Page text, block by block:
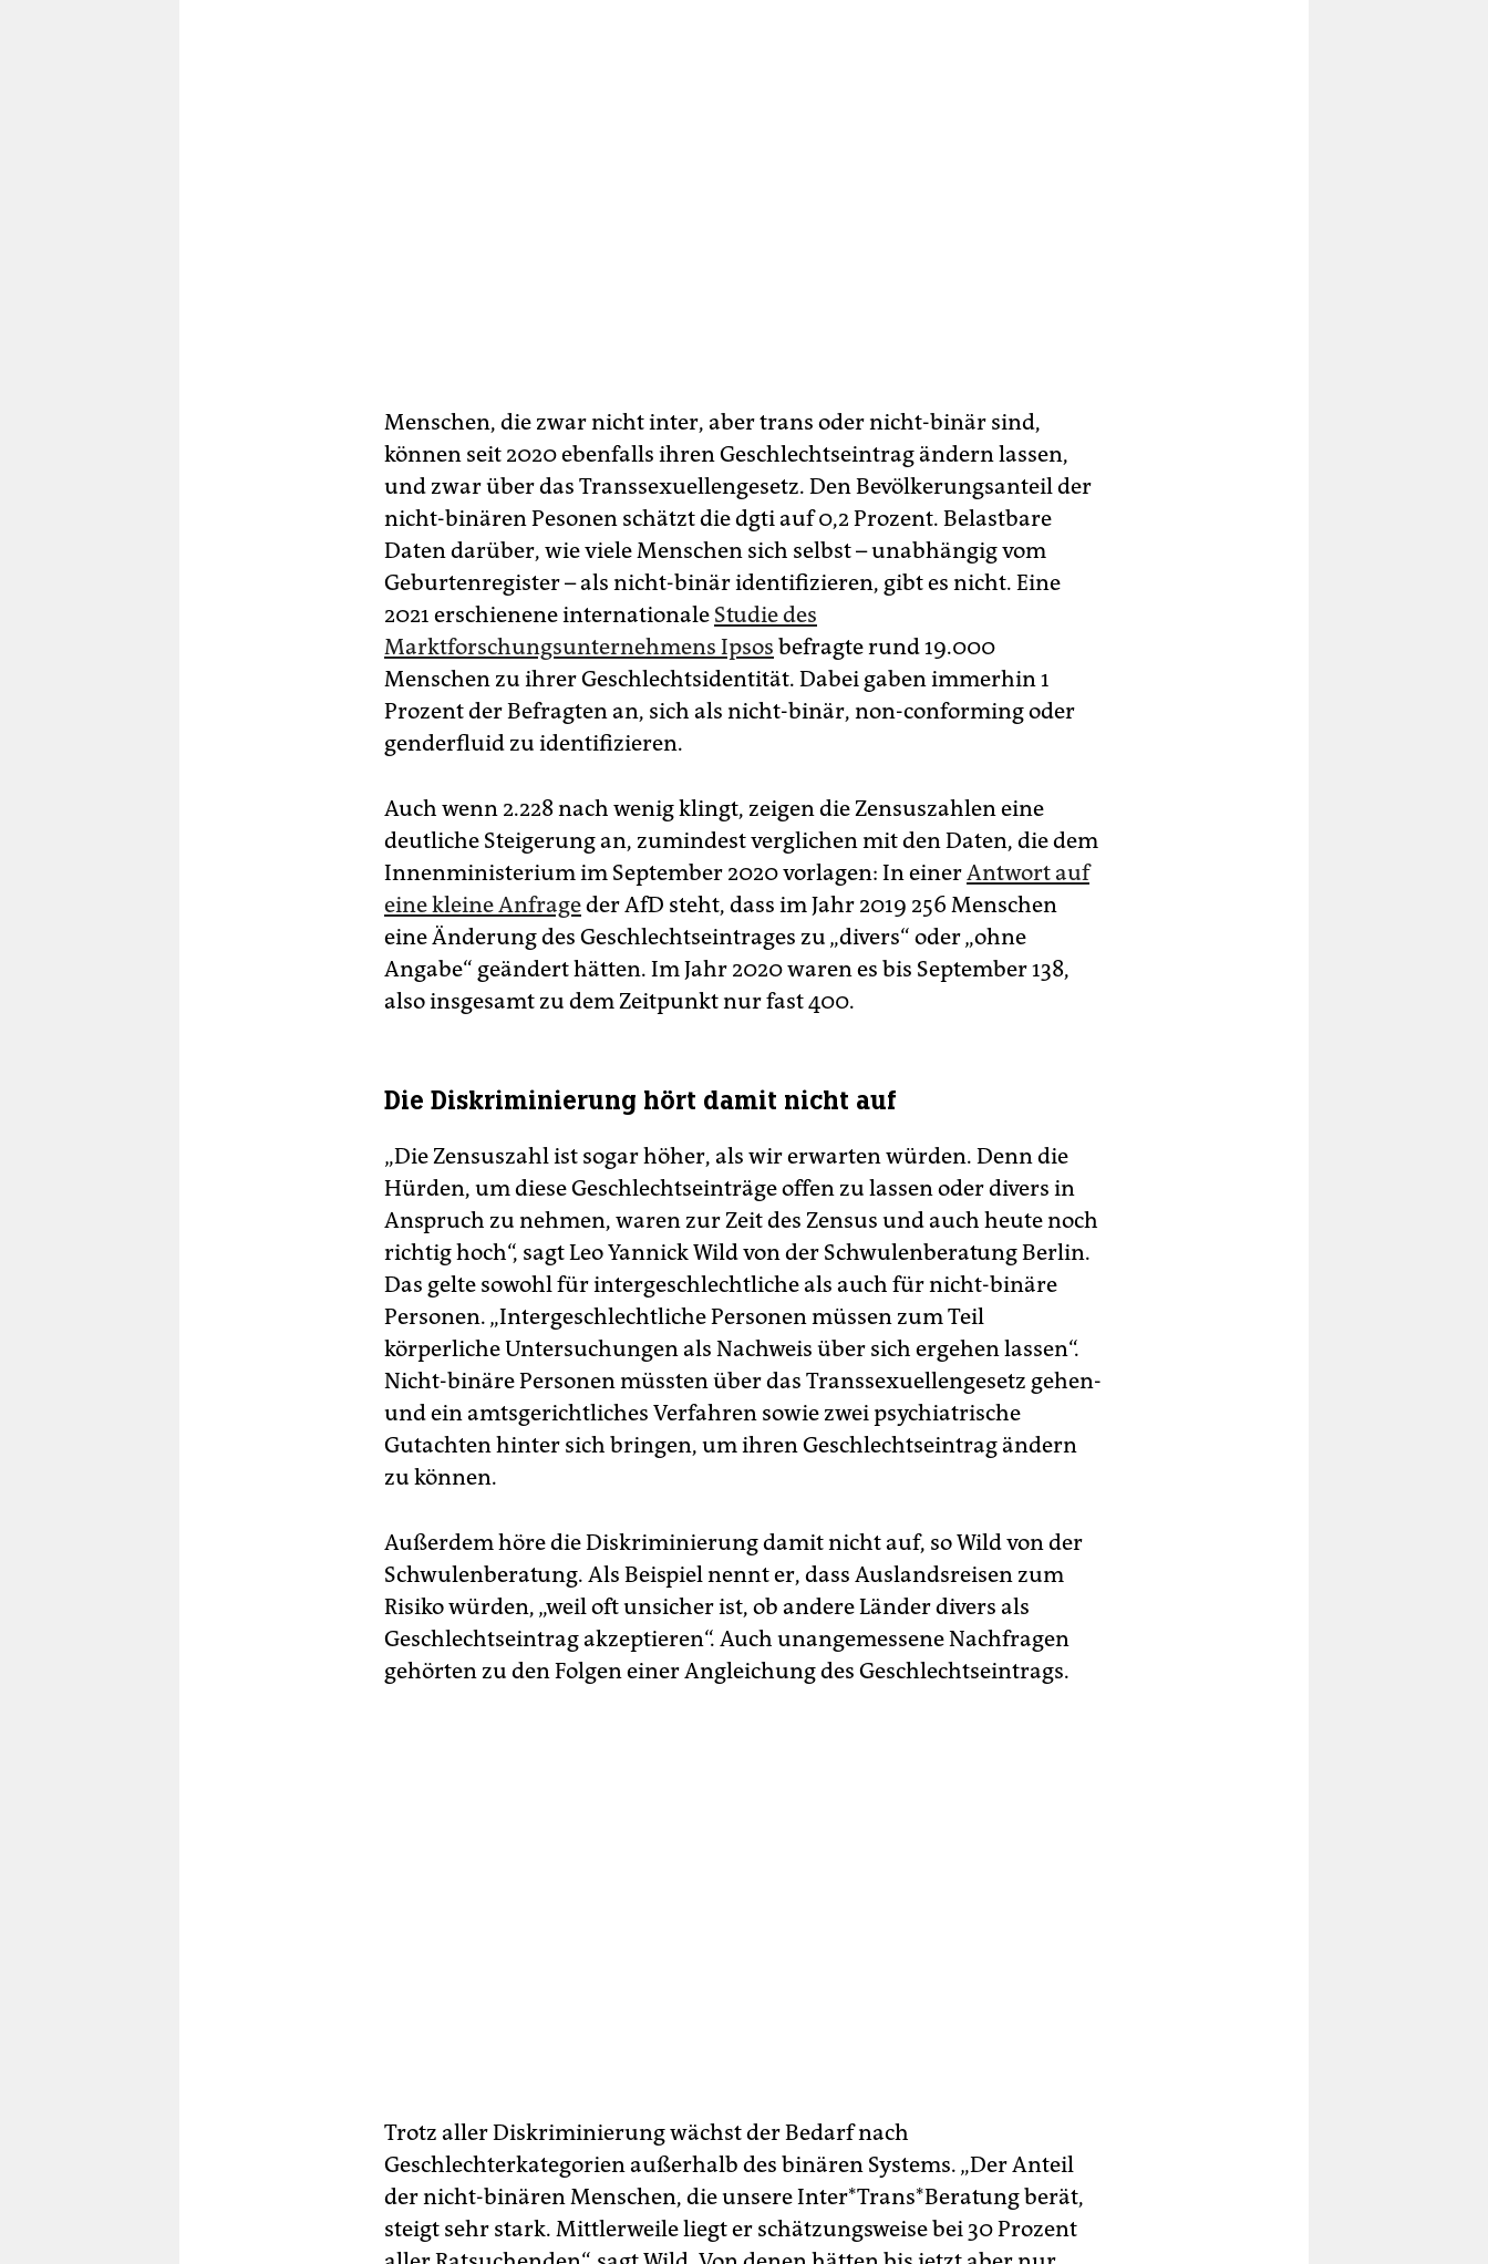
Menschen, die zwar nicht inter, aber trans oder nicht-binär sind,
können seit 2020 ebenfalls ihren Geschlechtseintrag ändern lassen,
und zwar über das Transsexuellengesetz. Den Bevölkerungsanteil der
nicht-binären Pesonen schätzt die dgti auf 0,2 Prozent. Belastbare
Daten darüber, wie viele Menschen sich selbst – unabhängig vom
Geburtenregister – als nicht-binär identifizieren, gibt es nicht. Eine
2021 erschienene internationale Studie des
Marktforschungsunternehmens Ipsos befragte rund 19.000
Menschen zu ihrer Geschlechtsidentität. Dabei gaben immerhin 1
Prozent der Befragten an, sich als nicht-binär, non-conforming oder
genderfluid zu identifizieren.
Auch wenn 2.228 nach wenig klingt, zeigen die Zensuszahlen eine
deutliche Steigerung an, zumindest verglichen mit den Daten, die dem
Innenministerium im September 2020 vorlagen: In einerAntwort auf
eine kleine Anfrageder AfD steht, dass im Jahr 2019 256 Menschen
eine Änderung des Geschlechtseintrages zu „divers“ oder „ohne
Angabe“ geändert hätten. Im Jahr 2020 waren es bis September 138,
also insgesamt zu dem Zeitpunkt nur fast 400.
Die Diskriminierung hört damit nicht auf
„Die Zensuszahl ist sogar höher, als wir erwarten würden. Denn die
Hürden, um diese Geschlechtseinträge offen zu lassen oder divers in
Anspruch zu nehmen, waren zur Zeit des Zensus und auch heute noch
richtig hoch“, sagt Leo Yannick Wild von der Schwulenberatung Berlin.
Das gelte sowohl für intergeschlechtliche als auch für nicht-binäre
Personen. „Intergeschlechtliche Personen müssen zum Teil
körperliche Untersuchungen als Nachweis über sich ergehen lassen“.
Nicht-binäre Personen müssten über das Transsexuellengesetz gehen­
und ein amtsgerichtliches Verfahren sowie zwei psychiatrische
Gutachten hinter sich bringen, um ihren Geschlechts­eintrag ändern
zu können.
Außerdem höre die Diskriminierung damit nicht auf, so Wild von der
Schwulenberatung. Als Beispiel nennt er, dass Auslandsreisen zum
Risiko würden, „weil oft unsicher ist, ob andere Länder divers als
Geschlechtseintrag akzeptieren“. Auch unangemessene Nachfragen
gehörten zu den Folgen einer Angleichung des Geschlechtseintrags.
Trotz aller Diskriminierung wächst der Bedarf nach
Geschlechterkategorien außerhalb des binären Systems. „Der Anteil
der nicht-binären Menschen, die unsere Inter*Trans*Beratung berät,
steigt sehr stark. Mittlerweile liegt er schätzungsweise bei 30 Prozent